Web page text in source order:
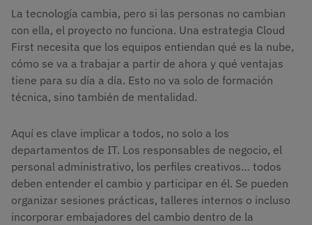
La tecnología cambia, pero si las personas no cambian
con ella, el proyecto no funciona. Una estrategia Cloud
First necesita que los equipos entiendan qué es la nube,
cómo se va a trabajar a partir de ahora y qué ventajas
tiene para su día a día. Esto no va solo de formación
técnica, sino también de mentalidad.
Aquí es clave implicar a todos, no solo a los
departamentos de IT. Los responsables de negocio, el
personal administrativo, los perfiles creativos… todos
deben entender el cambio y participar en él. Se pueden
organizar sesiones prácticas, talleres internos o incluso
incorporar embajadores del cambio dentro de la